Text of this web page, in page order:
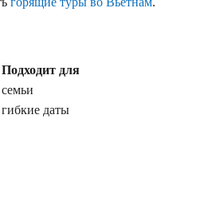
Подходит для
семьи
гибкие даты